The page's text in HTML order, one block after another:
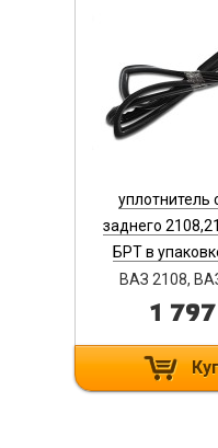
уплотнитель
заднего
БРТ в
6303018-
ВАЗ 2108,
1